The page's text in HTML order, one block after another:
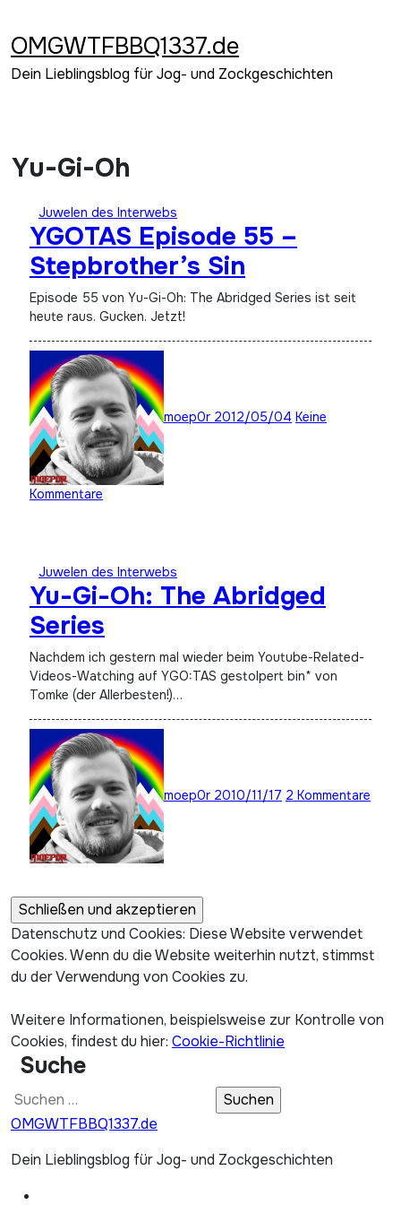
springen
OMGWTFBBQ1337.de
Dein Lieblingsblog für Jog- und Zockgeschichten
Yu-Gi-Oh
Juwelen des Interwebs
YGOTAS Episode 55 –
Stepbrother’s Sin
Episode 55 von Yu-Gi-Oh: The Abridged Series ist seit
heute raus. Gucken. Jetzt!
moep0r 2012/05/04 Keine
Kommentare
Juwelen des Interwebs
Yu-Gi-Oh: The Abridged
Series
Nachdem ich gestern mal wieder beim Youtube-Related-
Videos-Watching auf YGO:TAS gestolpert bin* von
Tomke (der Allerbesten!)…
moep0r 2010/11/17 2 Kommentare
Datenschutz und Cookies: Diese Website verwendet
Cookies. Wenn du die Website weiterhin nutzt, stimmst
du der Verwendung von Cookies zu.
Weitere Informationen, beispielsweise zur Kontrolle von
Cookies, findest du hier: Cookie-Richtlinie
Suche
Suchen
nach:
OMGWTFBBQ1337.de
Dein Lieblingsblog für Jog- und Zockgeschichten